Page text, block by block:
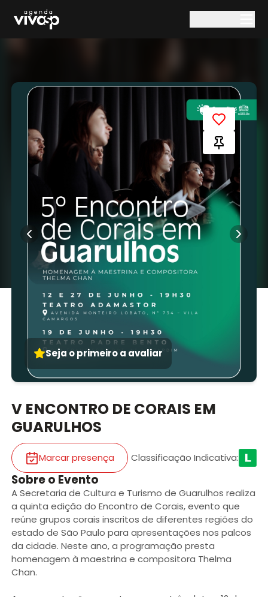
Seja o primeiro a avaliar
V ENCONTRO DE CORAIS EM
GUARULHOS
Marcar presença Classificação Indicativa:
Sobre o Evento
A Secretaria de Cultura e Turismo de Guarulhos realiza
a quinta edição do Encontro de Corais, evento que
reúne grupos corais inscritos de diferentes regiões do
estado de São Paulo para apresentações nos palcos
da cidade. Neste ano, a programação presta
homenagem à maestrina e compositora Thelma
Chan.